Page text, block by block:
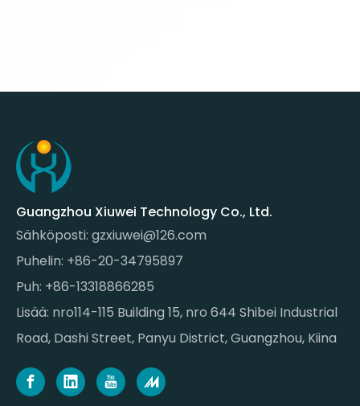
Guangzhou Xiuwei Technology Co., Ltd.
Sähköposti: gzxiuwei@126.com
Puhelin: +86-20-34795897
Puh: +86-13318866285
Lisää: nro114-115 Building 15, nro 644 Shibei Industrial
Road, Dashi Street, Panyu District, Guangzhou, Kiina